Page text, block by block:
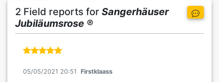
2 Field reports for Sangerhäuser
Jubiläumsrose ®
05/05/2021 20:51 Firstklaass